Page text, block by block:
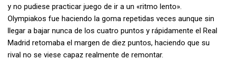
y no pudiese practicar juego de ir a un «ritmo lento».
Olympiakos fue haciendo la goma repetidas veces aunque sin
llegar a bajar nunca de los cuatro puntos y rápidamente el Real
Madrid retomaba el margen de diez puntos, haciendo que su
rival no se viese capaz realmente de remontar.